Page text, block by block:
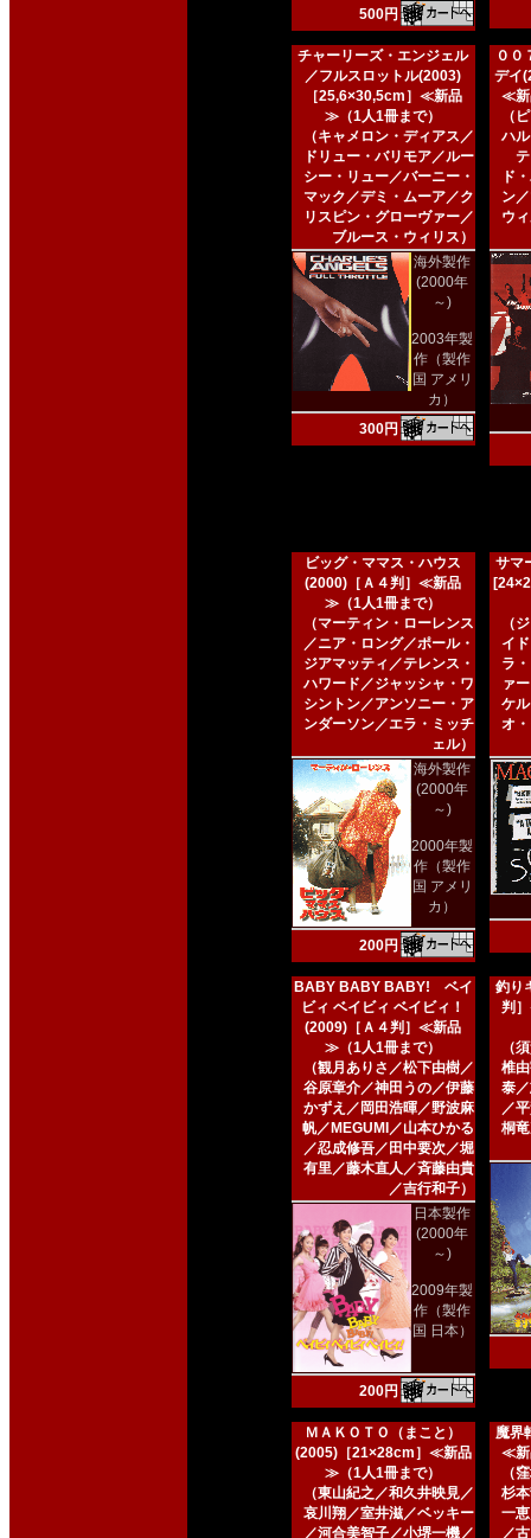
500円
チャーリーズ・エンジェル
／フルスロットル(2003)
［25,6×30,5cm］≪新品
≫（1人1冊まで）
（キャメロン・ディアス／
ドリュー・バリモア／ルー
シー・リュー／バーニー・
マック／デミ・ムーア／ク
リスピン・グローヴァー／
ブルース・ウィリス）
海外製作
(2000年
～)
2003年製
作（製作
国 アメリ
カ）
300円
００
デイ
≪新
（
ハ
ド
ン
ウ
ビッグ・ママス・ハウス
(2000)［Ａ４判］≪新品
≫（1人1冊まで）
（マーティン・ローレンス
／ニア・ロング／ポール・
ジアマッティ／テレンス・
ハワード／ジャッシャ・ワ
シントン／アンソニー・ア
ンダーソン／エラ・ミッチ
ェル）
海外製作
(2000年
～)
2000年製
作（製作
国 アメリ
カ）
200円
サマ
（
イ
ラ
ァ
ケ
オ
BABY BABY BABY! ベイ
ビィ ベイビィ ベイビィ！
(2009)［Ａ４判］≪新品
≫（1人1冊まで）
（観月ありさ／松下由樹／
谷原章介／神田うの／伊藤
かずえ／岡田浩暉／野波麻
帆／MEGUMI／山本ひかる
／忍成修吾／田中要次／堀
有里／藤木直人／斉藤由貴
／吉行和子）
日本製作
(2000年
～)
2009年製
作（製作
国 日本）
200円
釣り
判
（
椎
泰
／
桐
ＭＡＫＯＴＯ（まこと）
(2005)［21×28cm］≪新品
≫（1人1冊まで）
（東山紀之／和久井映見／
哀川翔／室井滋／ベッキー
／河合美智子／小堺一機／
魔界
≪新
（
杉
一
／